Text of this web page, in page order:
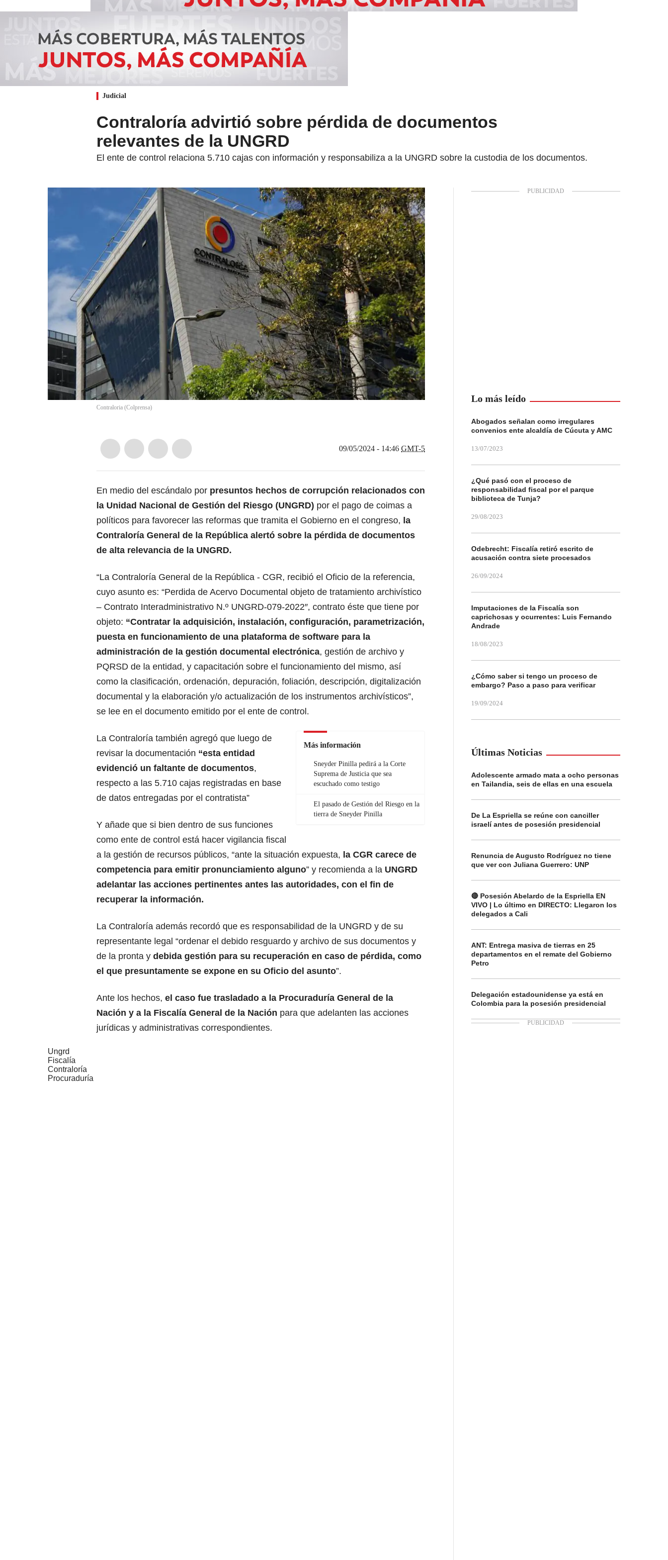
Judicial
Contraloría advirtió sobre pérdida de documentos
relevantes de la UNGRD
El ente de control relaciona 5.710 cajas con información y responsabiliza a la UNGRD sobre la custodia de los documentos.
Contraloria (Colprensa)
09/05/2024 - 14:46 GMT-5
En medio del escándalo por presuntos hechos de corrupción relacionados con
la Unidad Nacional de Gestión del Riesgo (UNGRD) por el pago de coimas a
políticos para favorecer las reformas que tramita el Gobierno en el congreso, la
Contraloría General de la República alertó sobre la pérdida de documentos
de alta relevancia de la UNGRD.
“La Contraloría General de la República - CGR, recibió el Oficio de la referencia,
cuyo asunto es: “Perdida de Acervo Documental objeto de tratamiento archivístico
– Contrato Interadministrativo N.º UNGRD-079-2022″, contrato éste que tiene por
objeto: “Contratar la adquisición, instalación, configuración, parametrización,
puesta en funcionamiento de una plataforma de software para la
administración de la gestión documental electrónica, gestión de archivo y
PQRSD de la entidad, y capacitación sobre el funcionamiento del mismo, así
como la clasificación, ordenación, depuración, foliación, descripción, digitalización
documental y la elaboración y/o actualización de los instrumentos archivísticos”,
se lee en el documento emitido por el ente de control.
Más información
Sneyder Pinilla pedirá a la Corte
Suprema de Justicia que sea
escuchado como testigo
El pasado de Gestión del Riesgo en la
tierra de Sneyder Pinilla
La Contraloría también agregó que luego de
revisar la documentación “esta entidad
evidenció un faltante de documentos,
respecto a las 5.710 cajas registradas en base
de datos entregadas por el contratista”
Y añade que si bien dentro de sus funciones
como ente de control está hacer vigilancia fiscal
a la gestión de recursos públicos, “ante la situación expuesta, la CGR carece de
competencia para emitir pronunciamiento alguno” y recomienda a la UNGRD
adelantar las acciones pertinentes antes las autoridades, con el fin de
recuperar la información.
La Contraloría además recordó que es responsabilidad de la UNGRD y de su
representante legal “ordenar el debido resguardo y archivo de sus documentos y
de la pronta y debida gestión para su recuperación en caso de pérdida, como
el que presuntamente se expone en su Oficio del asunto”.
Ante los hechos, el caso fue trasladado a la Procuraduría General de la
Nación y a la Fiscalía General de la Nación para que adelanten las acciones
jurídicas y administrativas correspondientes.
Ungrd
Fiscalía
Contraloría
Procuraduría
Lo más leído
Abogados señalan como irregulares
convenios ente alcaldía de Cúcuta y AMC
13/07/2023
¿Qué pasó con el proceso de
responsabilidad fiscal por el parque
biblioteca de Tunja?
29/08/2023
Odebrecht: Fiscalía retiró escrito de
acusación contra siete procesados
26/09/2024
Imputaciones de la Fiscalía son
caprichosas y ocurrentes: Luis Fernando
Andrade
18/08/2023
¿Cómo saber si tengo un proceso de
embargo? Paso a paso para verificar
19/09/2024
Últimas Noticias
Adolescente armado mata a ocho personas
en Tailandia, seis de ellas en una escuela
De La Espriella se reúne con canciller
israelí antes de posesión presidencial
Renuncia de Augusto Rodríguez no tiene
que ver con Juliana Guerrero: UNP
🔴 Posesión Abelardo de la Espriella EN
VIVO | Lo último en DIRECTO: Llegaron los
delegados a Cali
ANT: Entrega masiva de tierras en 25
departamentos en el remate del Gobierno
Petro
Delegación estadounidense ya está en
Colombia para la posesión presidencial